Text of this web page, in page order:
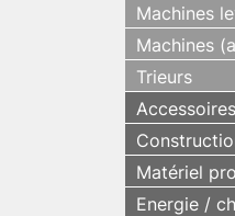
Machines
Machines
Trieurs
Matériel
Energie /